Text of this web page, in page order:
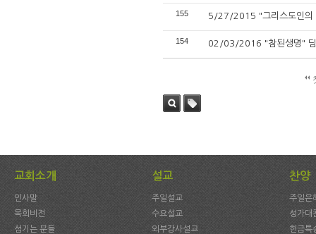
155 5/27/2015 "그리스도인의
154 02/03/2016 "참된생명"
교회소개
인사말
목회비전
섬기는 분들
설교
주일설교
수요설교
외부강사설교
찬양
주일은
성가대
헌금특